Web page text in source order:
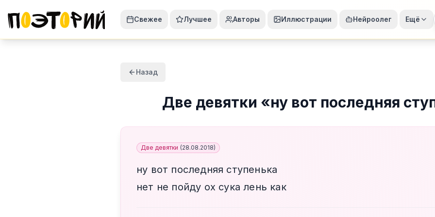
Свежее Лучшее Авторы Иллюстрации Нейроолег Ещё
Назад
Две девятки «ну вот последняя
Две девятки (28.08.2018)
ну вот последняя ступенька
нет не пойду ох сука лень как